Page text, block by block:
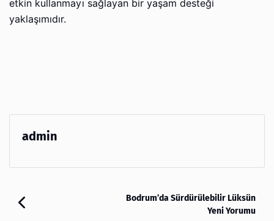
etkin kullanmayı sağlayan bir yaşam desteği
yaklaşımıdır.
admin
Bodrum’da Sürdürülebilir Lüksün
Yeni Yorumu